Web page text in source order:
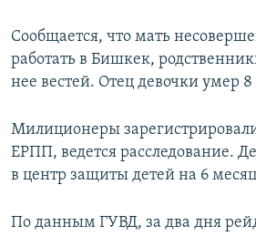
Сообщается, что мать
работать в Бишкек,
нее вестей. Отец девочки умер 8
Милиционеры
ЕРПП, ведется расследование.
в центр защиты детей на 6
По данным ГУВД, за два дня